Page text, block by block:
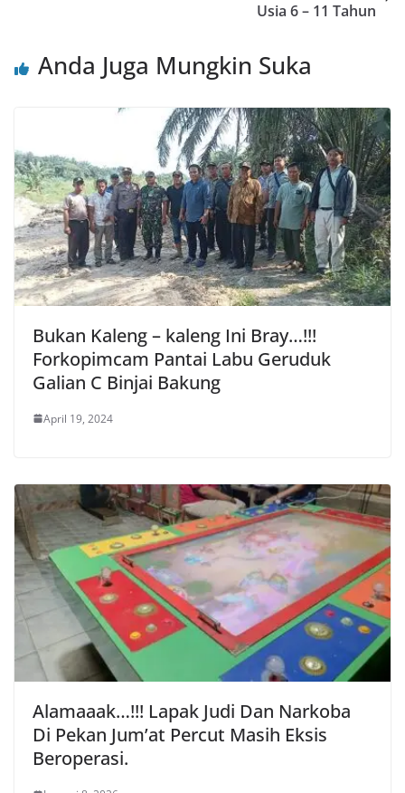
Usia 6 – 11 Tahun
Anda Juga Mungkin Suka
Bukan Kaleng – kaleng Ini Bray…!!!
Forkopimcam Pantai Labu Geruduk
Galian C Binjai Bakung
April 19, 2024
Alamaaak…!!! Lapak Judi Dan Narkoba
Di Pekan Jum’at Percut Masih Eksis
Beroperasi.